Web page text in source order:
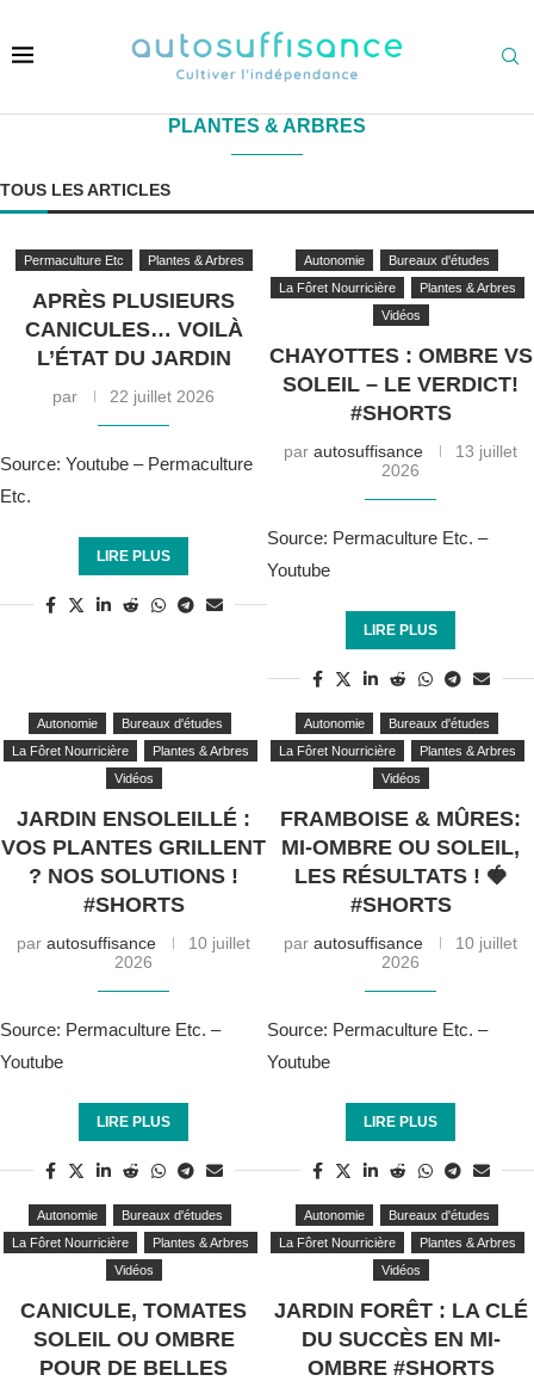
PLANTES & ARBRES
TOUS LES ARTICLES
Permaculture Etc Plantes & Arbres
APRÈS PLUSIEURS
CANICULES… VOILÀ
L’ÉTAT DU JARDIN
par 22 juillet 2026
Source: Youtube – Permaculture
Etc.
LIRE PLUS
Autonomie
Bureaux d'études
La Fôret Nourricière
Plantes & Arbres
Vidéos
CHAYOTTES : OMBRE VS
SOLEIL – LE VERDICT!
#SHORTS
par autosuffisance
13 juillet
2026
Source: Permaculture Etc. –
Youtube
LIRE PLUS
Autonomie
Bureaux d'études
La Fôret Nourricière
Plantes & Arbres
Vidéos
JARDIN ENSOLEILLÉ :
VOS PLANTES GRILLENT
? NOS SOLUTIONS !
#SHORTS
par autosuffisance
10 juillet
2026
Source: Permaculture Etc. –
Youtube
LIRE PLUS
Autonomie
Bureaux d'études
La Fôret Nourricière
Plantes & Arbres
Vidéos
FRAMBOISE & MÛRES:
MI-OMBRE OU SOLEIL,
LES RÉSULTATS ! 🍓
#SHORTS
par autosuffisance
10 juillet
2026
Source: Permaculture Etc. –
Youtube
LIRE PLUS
Autonomie
Bureaux d'études
La Fôret Nourricière
Plantes & Arbres
Vidéos
CANICULE, TOMATES
SOLEIL OU OMBRE
POUR DE BELLES
Autonomie
Bureaux d'études
La Fôret Nourricière
Plantes & Arbres
Vidéos
JARDIN FORÊT : LA CLÉ
DU SUCCÈS EN MI-
OMBRE #SHORTS